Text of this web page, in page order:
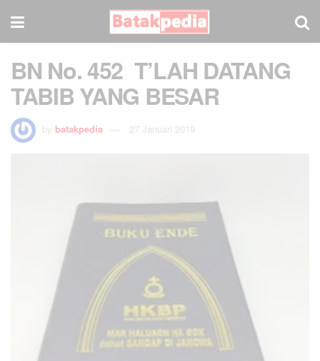
BN No. 452 T’LAH DATANG
TABIB YANG BESAR
by batakpedia 27 Januari 2019